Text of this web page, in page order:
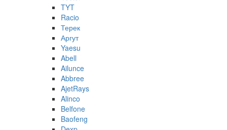
TYT
Racio
Терек
Аргут
Yaesu
Abell
Ailunce
Abbree
AjetRays
Alinco
Belfone
Baofeng